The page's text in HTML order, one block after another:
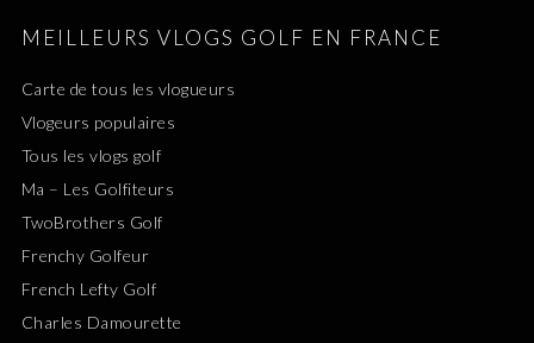
MEILLEURS VLOGS GOLF EN FRANCE
Carte de tous les vlogueurs
Vlogeurs populaires
Tous les vlogs golf
Ma – Les Golfiteurs
TwoBrothers Golf
Frenchy Golfeur
French Lefty Golf
Charles Damourette